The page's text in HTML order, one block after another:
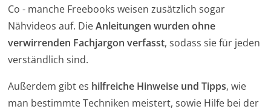
Co - manche Freebooks weisen zusätzlich sogar
Nähvideos auf. DieAnleitungen wurden ohne
verwirrenden Fachjargon verfasst, sodass sie für jeden
verständlich sind.
Außerdem gibt es hilfreiche Hinweise und Tipps, wie
man bestimmte Techniken meistert, sowie Hilfe bei der